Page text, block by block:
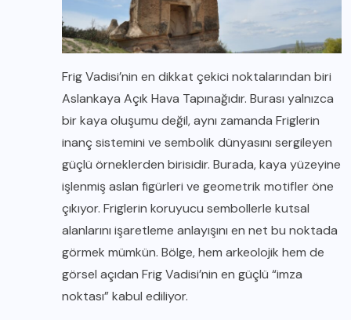
Frig Vadisi’nin en dikkat çekici noktalarından biri
Aslankaya Açık Hava Tapınağıdır. Burası yalnızca
bir kaya oluşumu değil, aynı zamanda Friglerin
inanç sistemini ve sembolik dünyasını sergileyen
güçlü örneklerden birisidir. Burada, kaya yüzeyine
işlenmiş aslan figürleri ve geometrik motifler öne
çıkıyor. Friglerin koruyucu sembollerle kutsal
alanlarını işaretleme anlayışını en net bu noktada
görmek mümkün. Bölge, hem arkeolojik hem de
görsel açıdan Frig Vadisi’nin en güçlü “imza
noktası” kabul ediliyor.